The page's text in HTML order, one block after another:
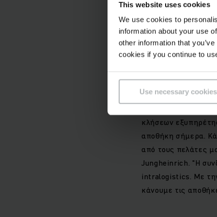
This website uses cookies
We use cookies to
information about your use
other information that
cookies if you continue to
Use necessary
και την υπηρεσία
τοποθεσίας, το
σύνθεσης του
ιδιαίτερα υψηλή ή
να
κλήσεων
αποθήκη σήμερα.
από τους πελάτες
Jungheinrich. "Η
intralogistics. Με
κάνουμε τις